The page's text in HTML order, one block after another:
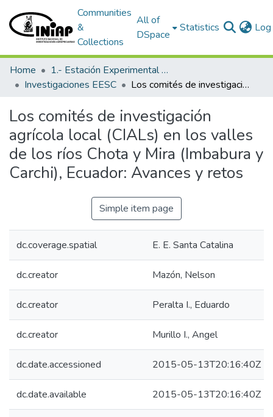
Communities
&
Collections
All of
DSpace
Statistics
Home
1.- Estación Experimental Santa Catalina
Investigaciones EESC
Los comités de investigación agrícola local (CIALs) en los valles de los ríos Chota y Mira (Imbabura y Carchi), Ecuador: Avances y retos
Los comités de investigación
agrícola local (CIALs) en los valles
de los ríos Chota y Mira (Imbabura y
Carchi), Ecuador: Avances y retos
Simple item page
dc.coverage.spatial E. E. Santa Catalina
dc.creator Mazón, Nelson
dc.creator Peralta I., Eduardo
dc.creator Murillo I., Angel
dc.date.accessioned 2015-05-13T20:16:40Z
dc.date.available 2015-05-13T20:16:40Z